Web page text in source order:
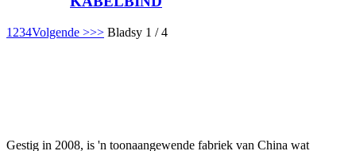
1 234Volgende >>> Bladsy 1 / 4
Gestig in 2008, is 'n toonaangewende fabriek van China wat